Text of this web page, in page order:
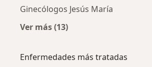
Ginecólogos Jesús María
Ver más (13)
Enfermedades más tratadas